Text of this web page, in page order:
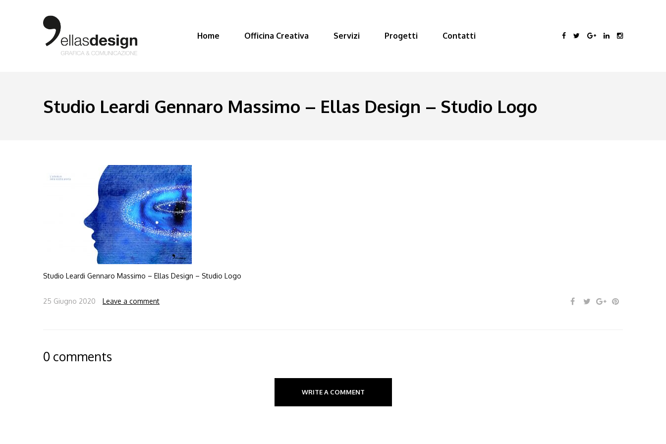
Home Officina Creativa Servizi Progetti Contatti
Studio Leardi Gennaro Massimo – Ellas Design – Studio Logo
Studio Leardi Gennaro Massimo – Ellas Design – Studio Logo
25 Giugno 2020 Leave a comment
0 comments
WRITE A COMMENT